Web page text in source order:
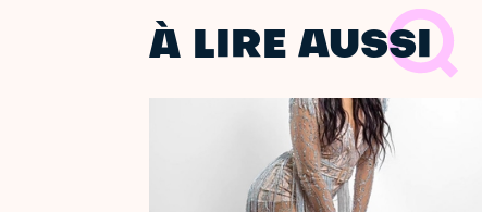
À LIRE AUSSI